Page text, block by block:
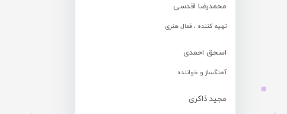
محمدرضا اقدسی
تهیه کننده ، فعال هنری
اسحق احمدی
آهنگساز و خواننده
مجید ذاکری